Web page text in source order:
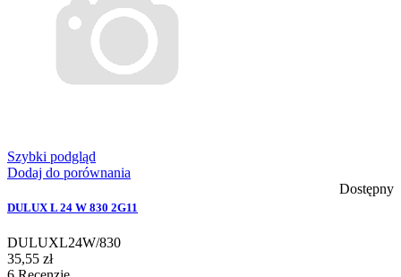
Szybki podgląd
Dodaj do porównania
Dostępny
DULUX L 24 W 830 2G11
DULUXL24W/830
35,55 zł